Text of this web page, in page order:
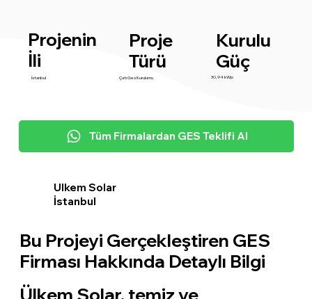
Projenin
İli
İstanbul
Proje
Türü
Çatı Ges Kurulumu
Kurulu
Güç
30,94 kWp
Tüm Firmalardan GES Teklifi Al
Ulkem Solar
İstanbul
Bu Projeyi Gerçekleştiren GES
Firması Hakkında Detaylı Bilgi
Ülkem Solar, temiz ve